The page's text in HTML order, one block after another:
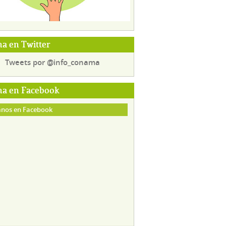
en Twitter
Tweets por @info_conama
en Facebook
en Facebook